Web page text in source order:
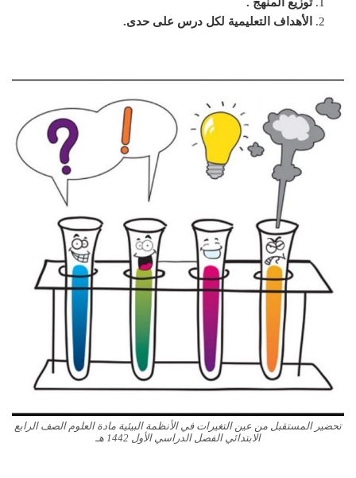
الأهداف التعليمية لكل درس على حدى.
تحضير المستقبل من عين التغيرات في الأنظمة البيئية مادة العلوم الصف الرابع
الابتدائي الفصل الدراسي الأول 1442 هـ